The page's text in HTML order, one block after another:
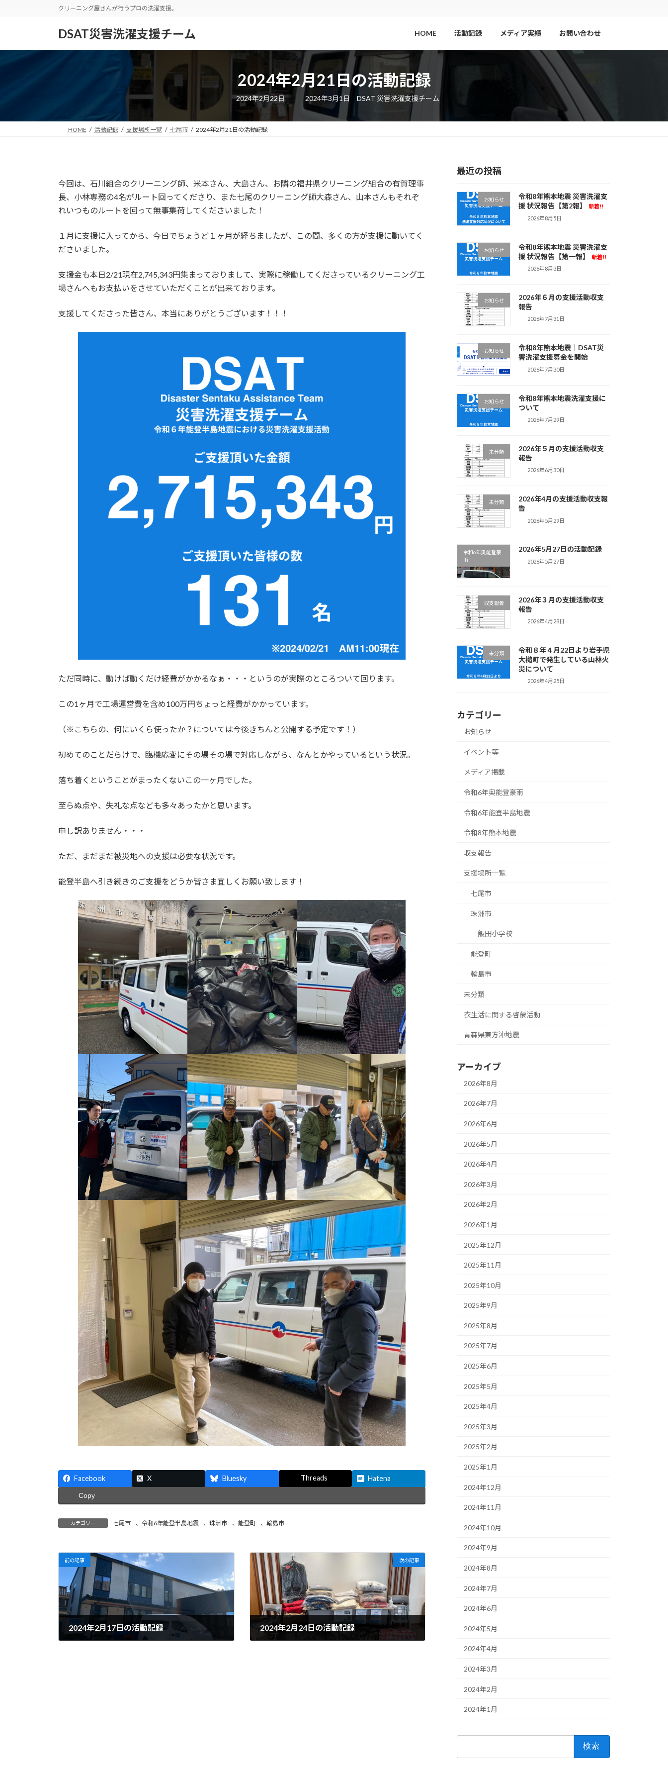
へ
ョ
クリーニング屋さんが行うプロの洗濯支援。
DSAT災害洗濯支援チーム HOME 活動記録 メディア実績 お問い合わせ
2024年2月21日の活動記録
2024年2月22日
最
終
更
2024年3月1日 DSAT 災害洗濯支援チーム
HOME 活動記録 支援場所一覧 七尾市 2024年2月21日の活動記録
今回は、石川組合のクリーニング師、米本さん、大島さん、お隣の福井県クリーニング組合の有賀理事
長、小林専務の4名がルート回ってくださり、また七尾のクリーニング師大森さん、山本さんもそれぞ
れいつものルートを回って無事集荷してくださいました！
１月に支援に入ってから、今日でちょうど１ヶ月が経ちましたが、この間、多くの方が支援に動いてく
ださいました。
支援金も本日2/21現在2,745,343円集まっておりまして、実際に稼働してくださっているクリーニング工
場さんへもお支払いをさせていただくことが出来ております。
支援してくださった皆さん、本当にありがとうございます！！！
ただ同時に、動けば動くだけ経費がかかるなぁ・・・というのが実際のところついて回ります。
この1ヶ月で工場運営費を含め100万円ちょっと経費がかかっています。
（※こちらの、何にいくら使ったか？については今後きちんと公開する予定です！）
初めてのことだらけで、臨機応変にその場その場で対応しながら、なんとかやっているという状況。
落ち着くということがまったくないこの一ヶ月でした。
至らぬ点や、失礼な点なども多々あったかと思います。
申し訳ありません・・・
ただ、まだまだ被災地への支援は必要な状況です。
能登半島へ引き続きのご支援をどうか皆さま宜しくお願い致します！
Facebook X Bluesky Threads Hatena
Copy
カテゴリー 七尾市 、 令和6年能登半島地震 、珠洲市 、 能登町 、輪島市
前の記事
2024年2月17日の活動記録
次の記事
2024年2月24日の活動記録
最近の投稿
お知らせ
令和8年熊本地震 災害洗濯支
援 状況報告【第2報】
新着!!
2026年8月5日
お知らせ
令和8年熊本地震 災害洗濯支
援 状況報告【第一報】
新着!!
2026年8月3日
お知らせ
2026年６月の支援活動収支
報告
2026年7月31日
お知らせ
令和8年熊本地震｜DSAT災
害洗濯支援募金を開始
2026年7月30日
お知らせ
令和8年熊本地震洗濯支援に
ついて
2026年7月29日
未分類
2026年５月の支援活動収支
報告
2026年6月30日
未分類
2026年4月の支援活動収支報
告
2026年5月29日
令和6年奥能登豪
雨
2026年5月27日の活動記録
2026年5月27日
収支報告
2026年３月の支援活動収支
報告
2026年4月28日
未分類
令和８年４月22日より岩手県
大槌町で発生している山林火
災について
2026年4月25日
カテゴリー
お知らせ
イベント等
メディア掲載
令和6年奥能登豪雨
令和6年能登半島地震
令和8年熊本地震
収支報告
支援場所一覧
七尾市
珠洲市
飯田小学校
能登町
輪島市
未分類
衣生活に関する啓蒙活動
青森県東方沖地震
アーカイブ
2026年8月
2026年7月
2026年6月
2026年5月
2026年4月
2026年3月
2026年2月
2026年1月
2025年12月
2025年11月
2025年10月
2025年9月
2025年8月
2025年7月
2025年6月
2025年5月
2025年4月
2025年3月
2025年2月
2025年1月
2024年12月
2024年11月
2024年10月
2024年9月
2024年8月
2024年7月
2024年6月
2024年5月
2024年4月
2024年3月
2024年2月
2024年1月